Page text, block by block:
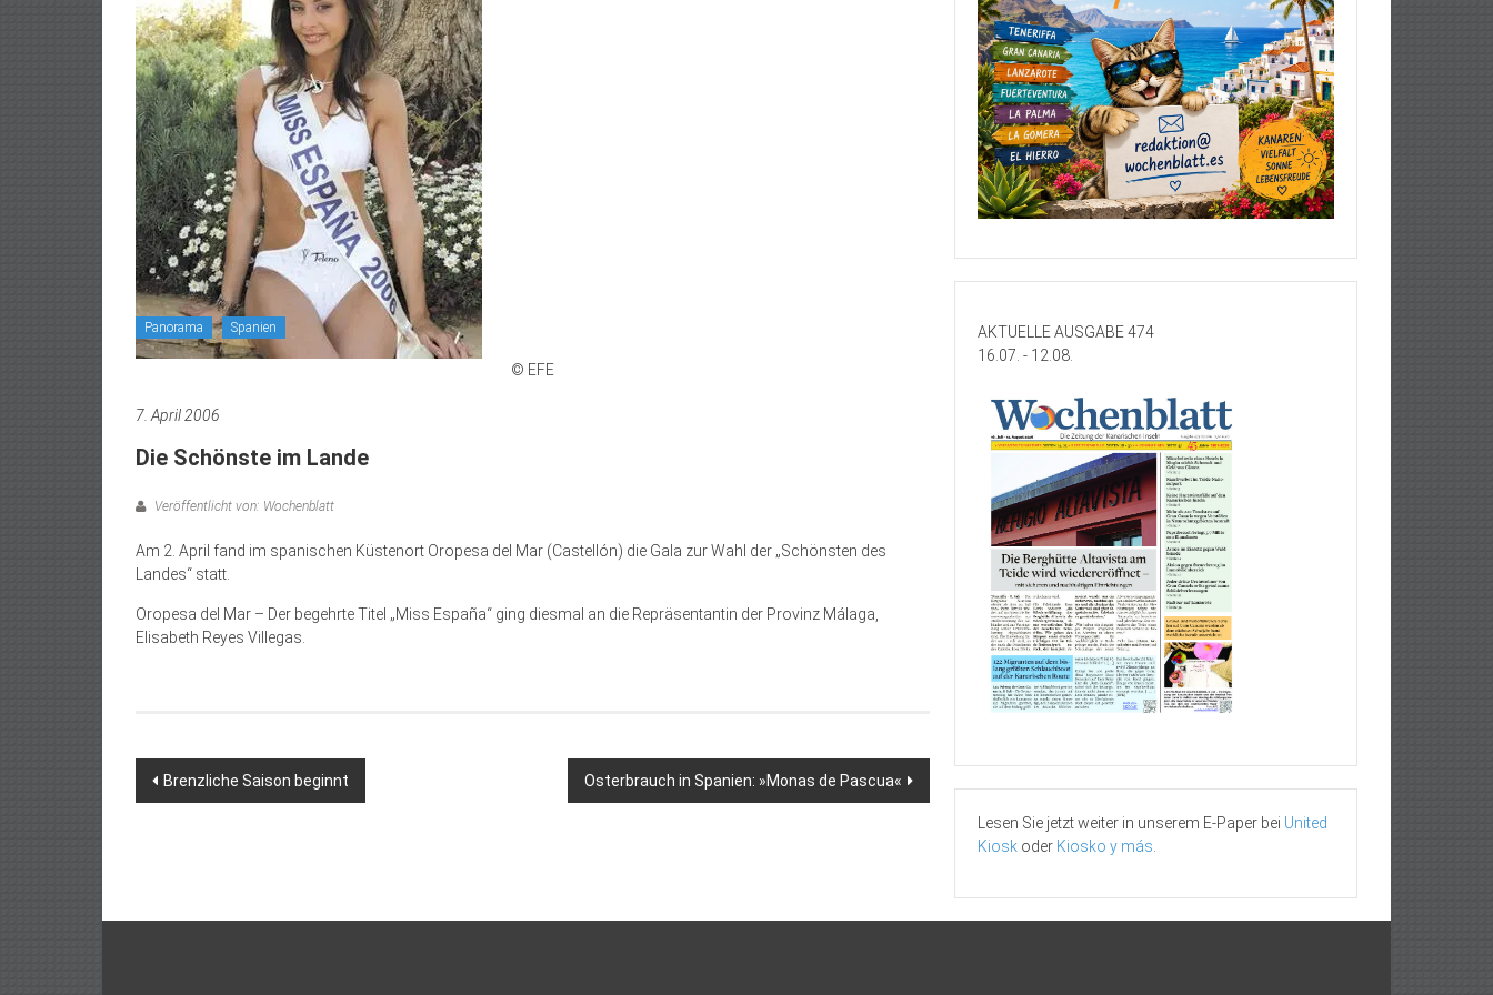
Panorama Spanien
© EFE
7. April 2006
Die Schönste im Lande
Veröffentlicht von: Wochenblatt
Am 2. April fand im spanischen Küstenort Oropesa del Mar (Castellón) die Gala zur Wahl der „Schönsten des
Landes“ statt.
Oropesa del Mar – Der begehrte Titel „Miss España“ ging diesmal an die Repräsentantin der Provinz Málaga,
Elisabeth Reyes Villegas.
Beitragsnavigation
Brenzliche Saison beginnt Osterbrauch in Spanien: »Monas de Pascua«
AKTUELLE AUSGABE 474
16.07. - 12.08.
Lesen Sie jetzt weiter in unserem E-Paper bei United
Kiosk oder Kiosko y más